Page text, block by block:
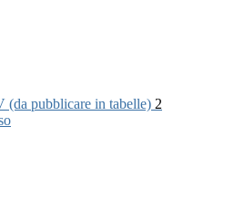
(da pubblicare in tabelle) 2